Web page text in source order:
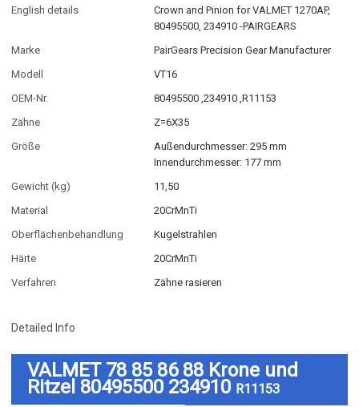
English details
Crown and Pinion for VALMET 1270AP,
80495500, 234910 -PAIRGEARS
Marke
PairGears Precision Gear Manufacturer
Modell
VT16
OEM-Nr.
80495500 ,234910 ,R11153
Zähne
Z=6X35
Größe
Außendurchmesser: 295 mm
Innendurchmesser: 177 mm
Gewicht (kg)
11,50
Material
20CrMnTi
Oberflächenbehandlung
Kugelstrahlen
Härte
20CrMnTi
Verfahren
Zähne rasieren
Detailed Info
VALMET 78 85 86 88 Krone und
Ritzel 80495500 234910 R11153